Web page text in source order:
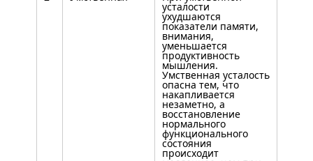
усталости
ухудшаются
показатели памяти,
внимания,
уменьшается
продуктивность
мышления.
Умственная усталость
опасна тем, что
накапливается
незаметно, а
восстановление
нормального
функционального
состояния
происходит